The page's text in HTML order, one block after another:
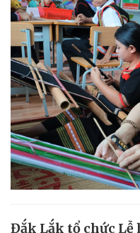
Đắk Lắk tổ chức Lễ